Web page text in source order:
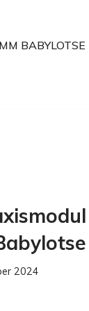
BABYLOTSE
2024